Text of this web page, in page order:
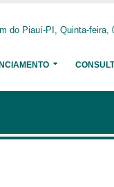
do Piauí-PI, Quinta-feira,